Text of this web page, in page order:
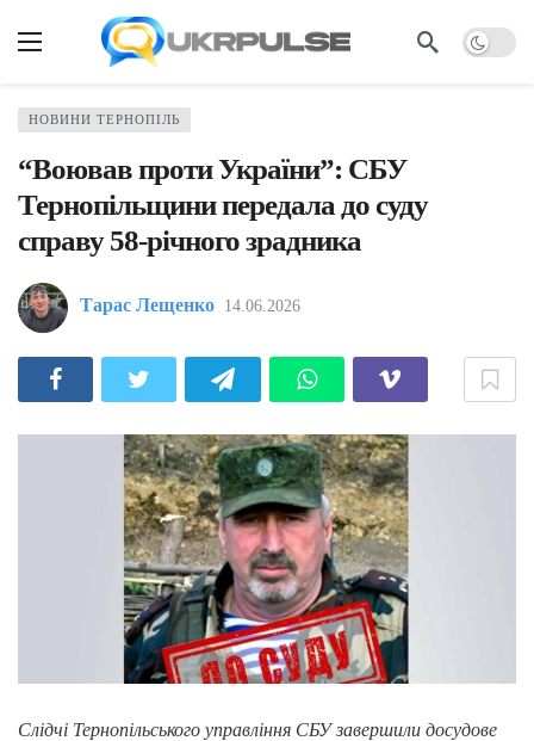
НОВИНИ ТЕРНОПІЛЬ
“Воював проти України”: СБУ
Тернопільщини передала до суду
справу 58-річного зрадника
Тарас Лещенко 14.06.2026
Слідчі Тернопільського управління СБУ завершили досудове